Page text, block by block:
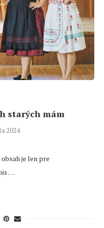
starých mám
2024
je len pre
…